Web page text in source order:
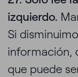
izquierdo.
Si
información,
que puede